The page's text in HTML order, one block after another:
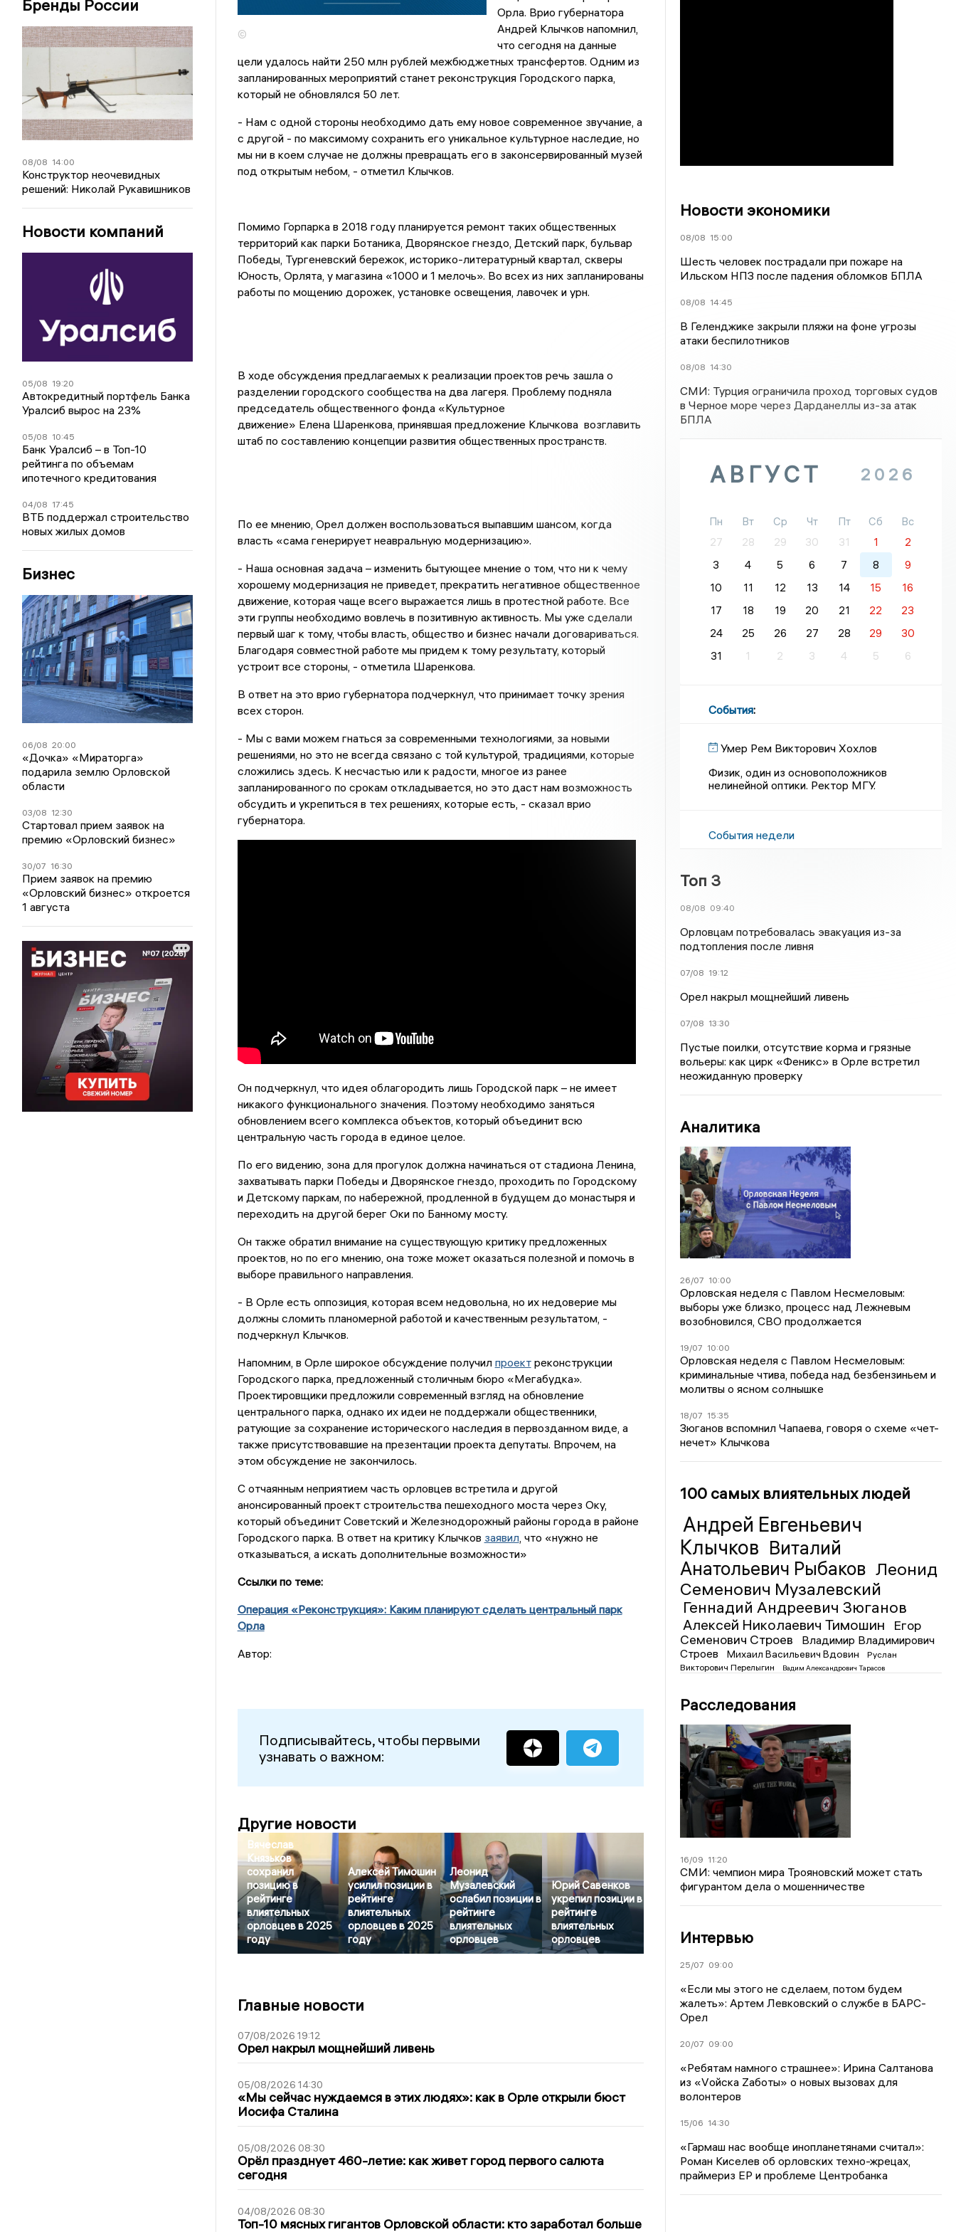
Бренды России
08/08 14:00
Конструктор неочевидных
решений: Николай Рукавишников
Новости компаний
05/08 19:20
Автокредитный портфель Банка
Уралсиб вырос на 23%
05/08 10:45
Банк Уралсиб – в Топ-10
рейтинга по объемам
ипотечного кредитования
04/08 17:45
ВТБ поддержал строительство
новых жилых домов
Бизнес
06/08 20:00
«Дочка» «Мираторга»
подарила землю Орловской
области
03/08 12:30
Стартовал прием заявок на
премию «Орловский бизнес»
30/07 16:30
Прием заявок на премию
«Орловский бизнес» откроется
1 августа
©
Орла. Врио губернатора
Андрей Клычков напомнил,
что сегодня на данные
цели удалось найти 250 млн рублей межбюджетных трансфертов. Одним из
запланированных мероприятий станет реконструкция Городского парка,
который не обновлялся 50 лет.
- Нам с одной стороны необходимо дать ему новое современное звучание, а
с другой - по максимому сохранить его уникальное культурное наследие, но
мы ни в коем случае не должны превращать его в законсервированный музей
под открытым небом, - отметил Клычков.
Помимо Горпарка в 2018 году планируется ремонт таких общественных
территорий как парки Ботаника, Дворянское гнездо, Детский парк, бульвар
Победы, Тургеневский бережок, историко-литературный квартал, скверы
Юность, Орлята, у магазина «1000 и 1 мелочь». Во всех из них запланированы
работы по мощению дорожек, установке освещения, лавочек и урн.
В ходе обсуждения предлагаемых к реализации проектов речь зашла о
разделении городского сообщества на два лагеря. Проблему подняла
председатель общественного фонда «Культурное
движение» Елена Шаренкова, принявшая предложение Клычкова возглавить
штаб по составлению концепции развития общественных пространств.
По ее мнению, Орел должен воспользоваться выпавшим шансом, когда
власть «сама генерирует неавральную модернизацию».
- Наша основная задача – изменить бытующее мнение о том, что ни к чему
хорошему модернизация не приведет, прекратить негативное общественное
движение, которая чаще всего выражается лишь в протестной работе. Все
эти группы необходимо вовлечь в позитивную активность. Мы уже сделали
первый шаг к тому, чтобы власть, общество и бизнес начали договариваться.
Благодаря совместной работе мы придем к тому результату, который
устроит все стороны, - отметила Шаренкова.
В ответ на это врио губернатора подчеркнул, что принимает точку зрения
всех сторон.
- Мы с вами можем гнаться за современными технологиями, за новыми
решениями, но это не всегда связано с той культурой, традициями, которые
сложились здесь. К несчастью или к радости, многое из ранее
запланированного по срокам откладывается, но это даст нам возможность
обсудить и укрепиться в тех решениях, которые есть, - сказал врио
губернатора.
Он подчеркнул, что идея облагородить лишь Городской парк – не имеет
никакого функционального значения. Поэтому необходимо заняться
обновлением всего комплекса объектов, который объединит всю
центральную часть города в единое целое.
По его видению, зона для прогулок должна начинаться от стадиона Ленина,
захватывать парки Победы и Дворянское гнездо, проходить по Городскому
и Детскому паркам, по набережной, продленной в будущем до монастыря и
переходить на другой берег Оки по Банному мосту.
Он также обратил внимание на существующую критику предложенных
проектов, но по его мнению, она тоже может оказаться полезной и помочь в
выборе правильного направления.
- В Орле есть оппозиция, которая всем недовольна, но их недоверие мы
должны сломить планомерной работой и качественным результатом, -
подчеркнул Клычков.
Напомним, в Орле широкое обсуждение получил проектреконструкции
Городского парка, предложенный столичным бюро «Мегабудка».
Проектировщики предложили современный взгляд на обновление
центрального парка, однако их идеи не поддержали общественники,
ратующие за сохранение исторического наследия в первозданном виде, а
также присутствовавшие на презентации проекта депутаты. Впрочем, на
этом обсуждение не закончилось.
С отчаянным неприятием часть орловцев встретила и другой
анонсированный проект строительства пешеходного моста через Оку,
который объединит Советский и Железнодорожный районы города в районе
Городского парка. В ответ на критику Клычков заявил, что «нужно не
отказываться, а искать дополнительные возможности»
Ссылки по теме:
Операция «Реконструкция»: Каким планируют сделать центральный парк
Орла
Автор:
Подписывайтесь, чтобы первыми
узнавать о важном:
Другие новости
Вячеслав
Князьков
сохранил
позицию в
рейтинге
влиятельных
орловцев в 2025
году
Алексей Тимошин
усилил позиции в
рейтинге
влиятельных
орловцев в 2025
году
Леонид
Музалевский
ослабил позиции в
рейтинге
влиятельных
орловцев
Юрий Савенков
укрепил позиции в
рейтинге
влиятельных
орловцев
Главные новости
07/08/2026 19:12
Орел накрыл мощнейший ливень
05/08/2026 14:30
«Мы сейчас нуждаемся в этих людях»: как в Орле открыли бюст
Иосифа Сталина
05/08/2026 08:30
Орёл празднует 460-летие: как живет город первого салюта
сегодня
04/08/2026 08:30
Топ-10 мясных гигантов Орловской области: кто заработал больше
Новости экономики
08/08 15:00
Шесть человек пострадали при пожаре на
Ильском НПЗ после падения обломков БПЛА
08/08 14:45
В Геленджике закрыли пляжи на фоне угрозы
атаки беспилотников
08/08 14:30
СМИ: Турция ограничила проход торговых судов
в Черное море через Дарданеллы из-за атак
БПЛА
АВГУСТ 2026
Пн Вт Ср Чт Пт Сб
Вс
27
28 29 30 31 1
2
3
4 5 6 7 8
9
10
11 12 13 14 15
16
17
18 19 20 21 22
23
24
25 26 27 28 29
30
31
1 2 3 4 5 6
События:
Умер Рем Викторович Хохлов
Физик, один из основоположников
нелинейной оптики. Ректор МГУ.
События недели
Топ 3
08/08 09:40
Орловцам потребовалась эвакуация из-за
подтопления после ливня
07/08 19:12
Орел накрыл мощнейший ливень
07/08 13:30
Пустые поилки, отсутствие корма и грязные
вольеры: как цирк «Феникс» в Орле встретил
неожиданную проверку
Аналитика
26/07 10:00
Орловская неделя с Павлом Несмеловым:
выборы уже близко, процесс над Лежневым
возобновился, СВО продолжается
19/07 10:00
Орловская неделя с Павлом Несмеловым:
криминальные чтива, победа над безбензиньем и
молитвы о ясном солнышке
18/07 15:35
Зюганов вспомнил Чапаева, говоря о схеме «чет-
нечет» Клычкова
100 самых влиятельных людей
Андрей Евгеньевич
Клычков Виталий
Анатольевич Рыбаков Леонид
Семенович Музалевский
Геннадий Андреевич Зюганов
Алексей Николаевич Тимошин
Егор
Семенович Строев
Владимир Владимирович
Строев
Михаил Васильевич Вдовин
Руслан
Викторович Перелыгин
Вадим Александрович Тарасов
Расследования
16/09 11:20
СМИ: чемпион мира Трояновский может стать
фигурантом дела о мошенничестве
Интервью
25/07 09:00
«Если мы этого не сделаем, потом будем
жалеть»: Артем Левковский о службе в БАРС-
Орел
20/07 09:00
«Ребятам намного страшнее»: Ирина Салтанова
из «Vойска Zаботы» о новых вызовах для
волонтеров
15/06 14:30
«Гармаш нас вообще инопланетянами считал»:
Роман Киселев об орловских техно-жрецах,
праймериз ЕР и проблеме Центробанка